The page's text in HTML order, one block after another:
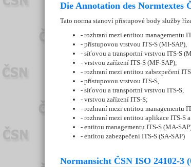
Die Annotation des Normtextes
Tato norma stanoví přístupové body služby
- rozhraní mezi entitou managementu
- přístupovou vrstvou ITS-S (MI-SAP),
- síťovou a transportní vrstvou ITS-S
- vrstvou zařízení ITS-S (MF-SAP);
- rozhraní mezi entitou zabezpečení
- přístupovou vrstvou ITS-S,
- síťovou a transportní vrstvou ITS-S,
- vrstvou zařízení ITS-S;
- rozhraní mezi entitou managementu
- rozhraní mezi entitou aplikace ITS-S a
- entitou managementu ITS-S (MA-
- entitou zabezpečení ITS-S (SA-SAP)
Normansicht ČSN ISO 24102-3